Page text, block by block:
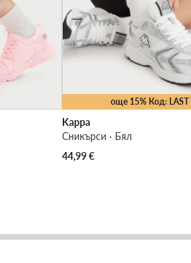
още 15% Код: LAST
Kappa
Сникърси · Бял
44,99€